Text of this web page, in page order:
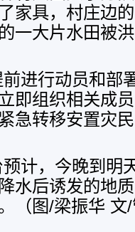
家具，村庄边
一大片水田被
进行动员和部
即组织相关成
急转移安置灾
计，今晚到明
水后诱发的地
（图/梁振华 文